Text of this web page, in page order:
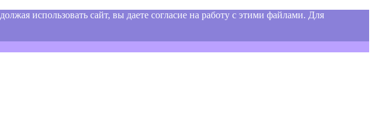
использовать сайт, вы даете согласие на работу с этими файлами. Для